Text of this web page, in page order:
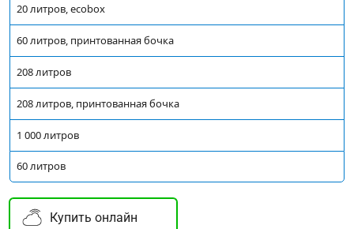
20 литров, ecobox
60 литров, принтованная бочка
208 литров
208 литров, принтованная бочка
1 000 литров
60 литров
Купить онлайн